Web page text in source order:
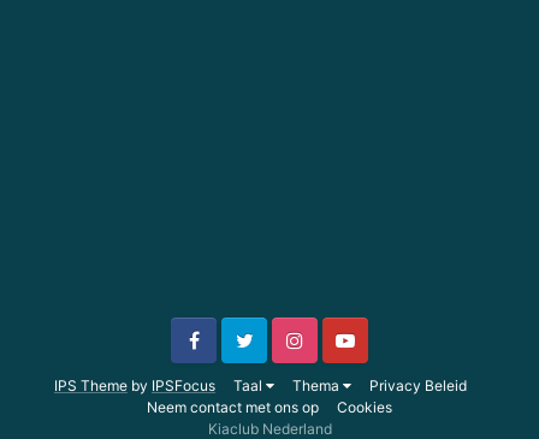
IPS Theme by IPSFocus Taal Thema
Privacy Beleid
Neem contact met ons op
Cookies
Kiaclub Nederland